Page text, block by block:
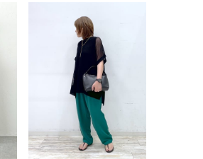
ークス）
リー）
ン）
ORDINARY FITS（オーディ
ツ）
ィロー） Osmosis（オズモシス）
ィロー） prit（プリット）
ーブシュガー） PUMA（プーマ）